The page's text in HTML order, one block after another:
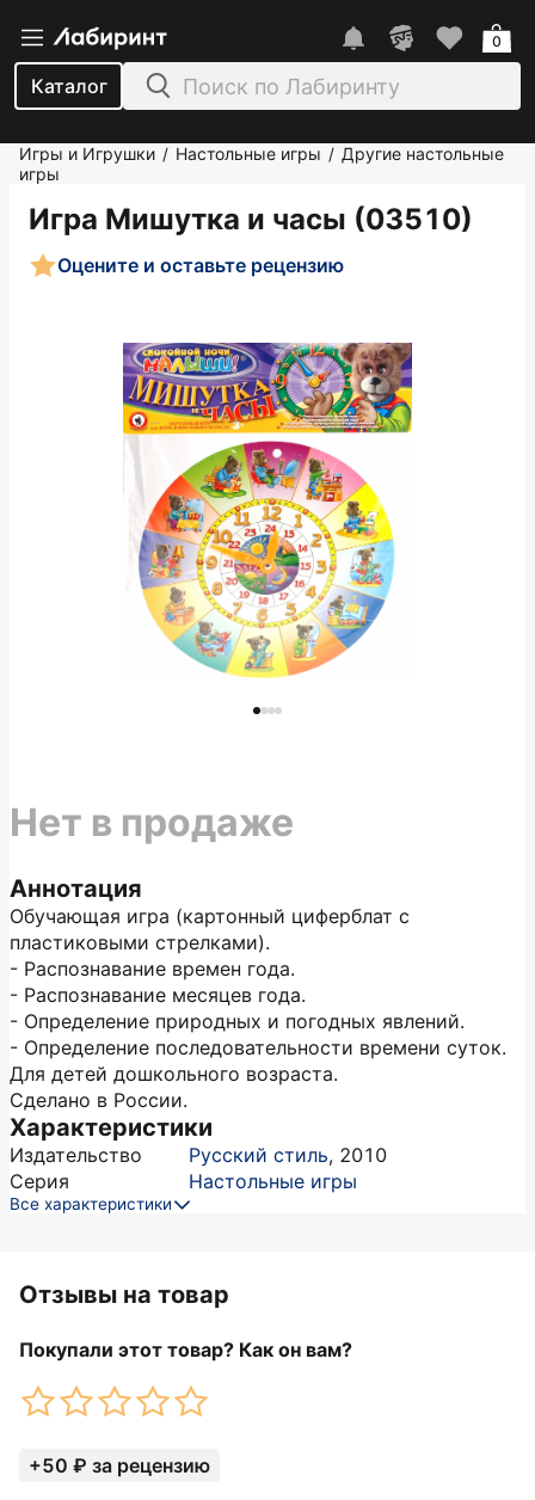
Каталог
0
Игры и Игрушки / Настольные игры / Другие настольные
игры
Игра Мишутка и часы (03510)
Оцените и оставьте рецензию
Аннотация
Обучающая игра (картонный циферблат с
пластиковыми стрелками).
- Распознавание времен года.
- Распознавание месяцев года.
- Определение природных и погодных явлений.
- Определение последовательности времени суток.
Для детей дошкольного возраста.
Сделано в России.
Характеристики
Издательство Русский стиль, 2010
Серия
Настольные игры
Все характеристики
Нет в продаже
Отзывы на товар
Покупали этот товар? Как он вам?
+50 ₽ за рецензию